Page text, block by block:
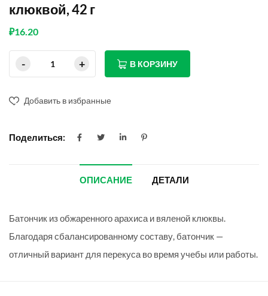
клюквой, 42 г
₽16.20
В КОРЗИНУ
Добавить в избранные
Поделиться:
ОПИСАНИЕ ДЕТАЛИ
Батончик из обжаренного арахиса и вяленой клюквы.
Благодаря сбалансированному составу, батончик —
отличный вариант для перекуса во время учебы или работы.